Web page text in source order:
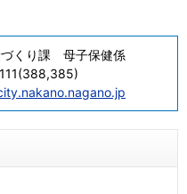
くり課 母子保健係